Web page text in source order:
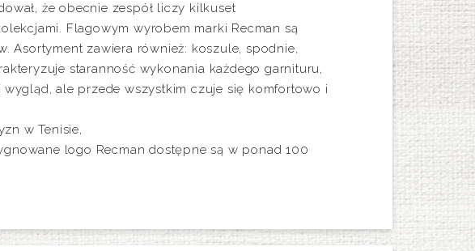
że obecnie zespół liczy kilkuset
Flagowym wyrobem marki Recman są
Asortyment zawiera również: koszule, spodnie,
staranność wykonania każdego garnituru,
ale przede wszystkim czuje się komfortowo i
w Tenisie,
logo Recman dostępne są w ponad 100